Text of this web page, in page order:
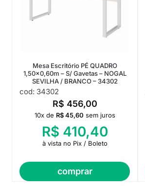
Mesa Escritório PÉ QUADRO
1,50×0,60m – S/ Gavetas – NOGAL
SEVILHA / BRANCO – 34302
cod: 34302
R$ 456,00
comprar
10x de R$45,60 sem juros
R$ 410,40
à vista no Pix / Boleto